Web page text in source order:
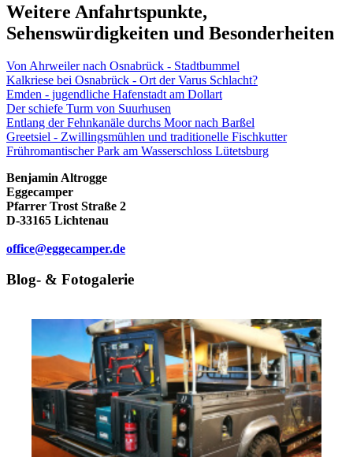
Weitere Anfahrtspunkte,
Sehenswürdigkeiten und Besonderheiten
Von Ahrweiler nach Osnabrück - Stadtbummel
Kalkriese bei Osnabrück - Ort der Varus Schlacht?
Emden - jugendliche Hafenstadt am Dollart
Der schiefe Turm von Suurhusen
Entlang der Fehnkanäle durchs Moor nach Barßel
Greetsiel - Zwillingsmühlen und traditionelle Fischkutter
Frühromantischer Park am Wasserschloss Lütetsburg
Benjamin Altrogge
Eggecamper
Pfarrer Trost Straße 2
D-33165 Lichtenau
office@eggecamper.de
Blog- & Fotogalerie